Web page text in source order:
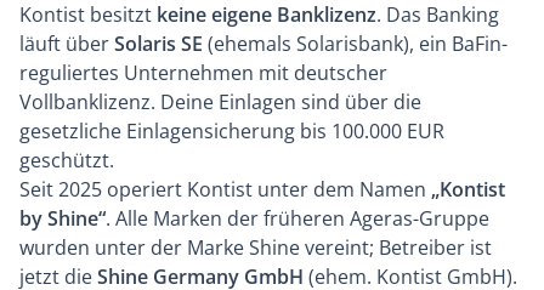
Kontist besitzt keine eigene Banklizenz. Das Banking
läuft überSolaris SE (ehemals Solarisbank), ein BaFin-
reguliertes Unternehmen mit deutscher
Vollbanklizenz. Deine Einlagen sind über die
gesetzliche Einlagensicherung bis 100.000 EUR
geschützt.
Seit 2025 operiert Kontist unter dem Namen „Kontist
by Shine“. Alle Marken der früheren Ageras-Gruppe
wurden unter der Marke Shine vereint; Betreiber ist
jetzt dieShine Germany GmbH (ehem. Kontist GmbH).